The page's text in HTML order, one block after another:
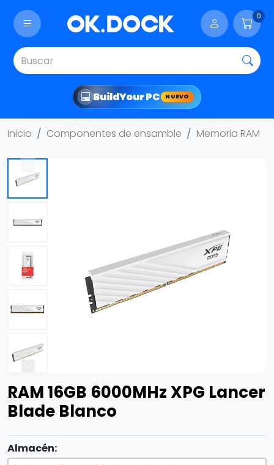
0
BuildYour PC NUEVO
Inicio Componentes de ensamble Memoria RAM
RAM 16GB 6000MHz XPG Lancer
Blade Blanco
Almacén: